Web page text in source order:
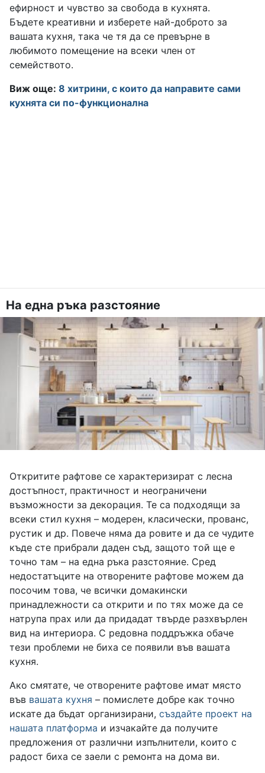
ефирност и чувство за свобода в кухнята.
Бъдете креативни и изберете най-доброто за
вашата кухня, така че тя да се превърне в
любимото помещение на всеки член от
семейството.
Виж още: 8 хитрини, с които да направите сами
кухнята си по-функционална
На една ръка разстояние
Откритите рафтове се характеризират с лесна
достъпност, практичност и неограничени
възможности за декорация. Те са подходящи за
всеки стил кухня – модерен, класически, прованс,
рустик и др. Повече няма да ровите и да се чудите
къде сте прибрали даден съд, защото той ще е
точно там – на една ръка разстояние. Сред
недостатъците на отворените рафтове можем да
посочим това, че всички домакински
принадлежности са открити и по тях може да се
натрупа прах или да придадат твърде разхвърлен
вид на интериора. С редовна поддръжка обаче
тези проблеми не биха се появили във вашата
кухня.
Ако смятате, че отворените рафтове имат място
във вашата кухня – помислете добре как точно
искате да бъдат организирани, създайте проект на
нашата платформа и изчакайте да получите
предложения от различни изпълнители, които с
радост биха се заели с ремонта на дома ви.